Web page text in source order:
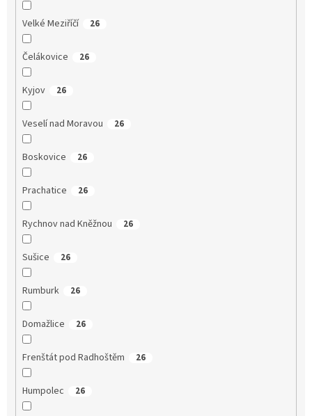
Velké Meziříčí 26
Čelákovice 26
Kyjov 26
Veselí nad Moravou 26
Boskovice 26
Prachatice 26
Rychnov nad Kněžnou 26
Sušice 26
Rumburk 26
Domažlice 26
Frenštát pod Radhoštěm 26
Humpolec 26